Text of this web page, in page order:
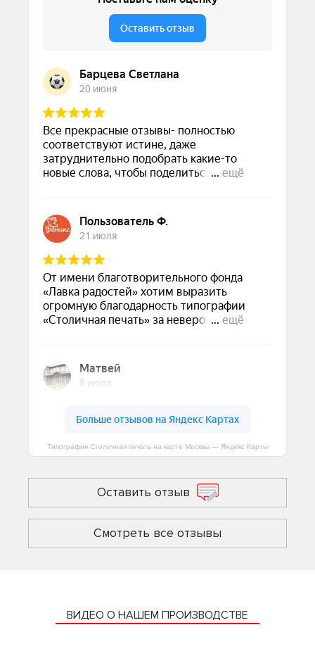
Типография Столичная печать на карте Москвы — Яндекс Карты
Оставить отзыв
Смотреть все отзывы
ВИДЕО О НАШЕМ ПРОИЗВОДСТВЕ